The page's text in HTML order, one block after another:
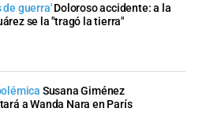
de guerra' Doloroso accidente: a la
se la "tragó la tierra"
Susana Giménez
a Wanda Nara en París